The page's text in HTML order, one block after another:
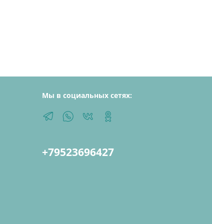
Мы в социальных сетях:
+79523696427